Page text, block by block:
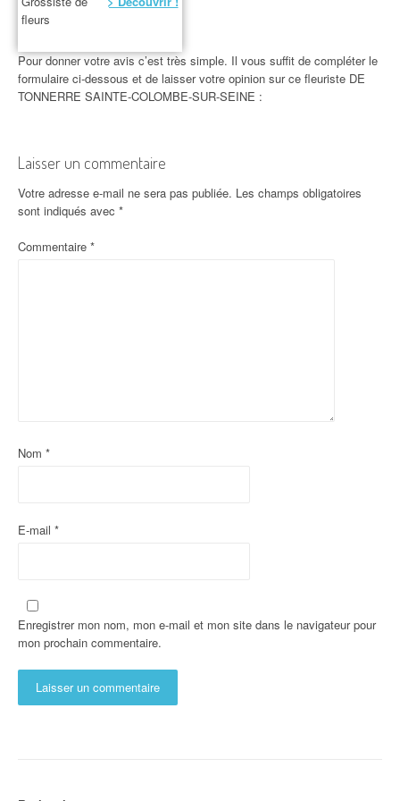
fleurs
Pour donner votre avis c’est très simple. Il vous suffit de compléter le
formulaire ci-dessous et de laisser votre opinion sur ce fleuriste DE
TONNERRE SAINTE-COLOMBE-SUR-SEINE :
Laisser un commentaire
Votre adresse e-mail ne sera pas publiée. Les champs obligatoires
sont indiqués avec *
Commentaire *
Nom *
E-mail *
Enregistrer mon nom, mon e-mail et mon site dans le navigateur pour
mon prochain commentaire.